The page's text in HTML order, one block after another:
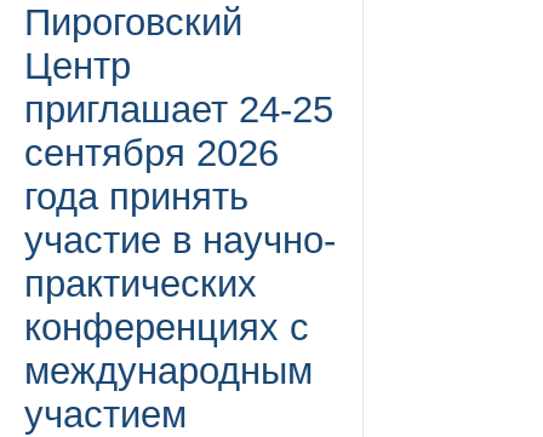
Пироговский
Центр
приглашает 24-25
сентября 2026
года принять
участие в научно-
практических
конференциях с
международным
участием